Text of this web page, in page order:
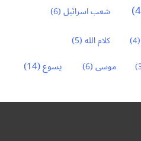
شعب اسرائيل(6)
(4) كلام الله(5)
موسى(6) يسوع(14)